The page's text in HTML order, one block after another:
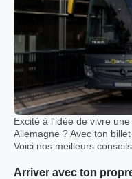
Excité à l'idée de vivre
Allemagne ? Avec ton
Voici nos meilleurs
Arriver avec ton